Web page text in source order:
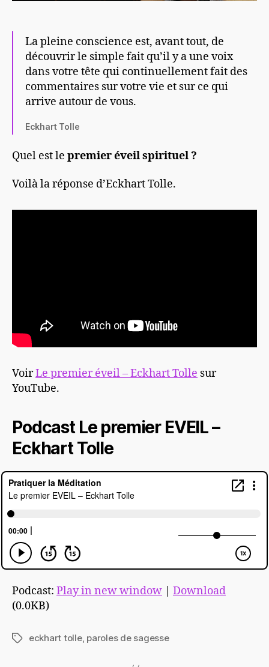
La pleine conscience est, avant tout, de
découvrir le simple fait qu’il y a une voix
dans votre tête qui continuellement fait des
commentaires sur votre vie et sur ce qui
arrive autour de vous.
Eckhart Tolle
Quel est le premier éveil spirituel ?
Voilà la réponse d’Eckhart Tolle.
VoirLe premier éveil – Eckhart Tolle sur
YouTube.
Podcast Le premier EVEIL –
Eckhart Tolle
Podcast: Play in new window
Download
(0.0KB)
Étiquettes
eckhart tolle, paroles de sagesse